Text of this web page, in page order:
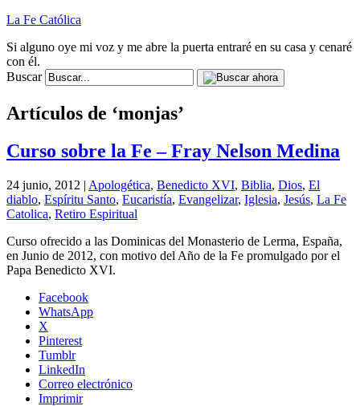
La Fe Católica
Si alguno oye mi voz y me abre la puerta entraré en su casa y cenaré
con él.
Buscar
Artículos de ‘monjas’
Curso sobre la Fe – Fray Nelson Medina
24 junio, 2012 | Apologética, Benedicto XVI, Biblia, Dios, El
diablo, Espíritu Santo, Eucaristía, Evangelizar, Iglesia, Jesús, La Fe
Catolica, Retiro Espiritual
Curso ofrecido a las Dominicas del Monasterio de Lerma, España,
en Junio de 2012, con motivo del Año de la Fe promulgado por el
Papa Benedicto XVI.
Facebook
WhatsApp
X
Pinterest
Tumblr
LinkedIn
Correo electrónico
Imprimir